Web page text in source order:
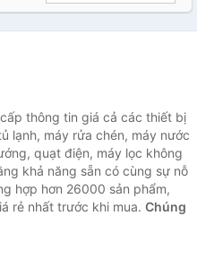
thông tin giá cả các thiết bị
lạnh, máy rửa chén, máy nước
quạt điện, máy lọc không
khả năng sẵn có cùng sự nỗ
hợp hơn 26000 sản phẩm,
rẻ nhất trước khi mua. Chúng